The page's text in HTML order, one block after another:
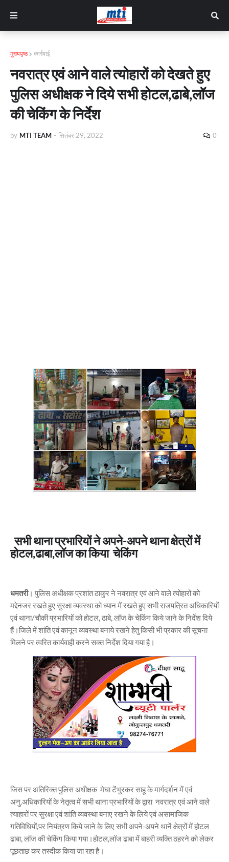
मुख्यपृष्ठ कार्रवाई
नवरात्र एवं आने वाले त्योहारों को देखते हुए
पुलिस अधीक्षक ने दिये सभी होटल,ढाबे,लॉज
की चेकिंग के निर्देश
by MTI TEAM - सितंबर 29, 2022 0
सभी थाना प्रभारियों ने अपने-अपने थाना क्षेत्रों में
होटल,ढाबा,लॉज का किया चेकिंग
धमतरी। पुलिस अधीक्षक प्रशांत ठाकुर ने नवरात्र एवं आने वाले त्योहारों को
मद्देनजर रखते हुए सुरक्षा व्यवस्था को ध्यान में रखते हुए सभी राजपत्रित अधिकारियों
एवं थाना/चौकी प्रभारियों को होटल, ढाबे, लॉज के चेकिंग किये जाने के निर्देश दिये
हैं।जिले में शांति एवं कानून व्यवस्था बनाये रखने हेतु किसी भी प्रकार की सूचना
मिलने पर त्वरित कार्यवाही करने सक्त निर्देश दिया गया है।
जिस पर अतिरिक्त पुलिस अधीक्षक मेघा टेंभुरकर साहू के मार्गदर्शन में एवं
अनु.अधिकारियों के नेतृत्व में सभी थाना प्रभारियों के द्वारा नवरात्र एवं आने वाले
त्याहारों पर सुरक्षा एवं शांति व्यवस्था बनाए रखने के लिये एवं असामाजिक
गतिविधियों,पर नियंत्रण किये जाने के लिए सभी अपने-अपने थानें क्षेत्रों में होटल
ढाबा, लॉज की चेकिंग किया गया।होटल,लॉज ढाबा में बाहरी व्यक्ति ठहरने को लेकर
पूछताछ कर तस्दीक किया जा रहा है।